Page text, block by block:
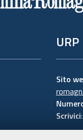
URP
Sito
Scrivici